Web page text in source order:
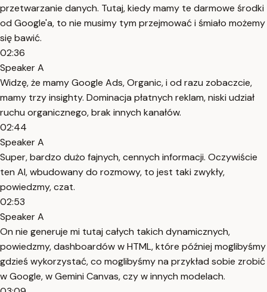
przetwarzanie danych. Tutaj, kiedy mamy te darmowe środki
od Google'a, to nie musimy tym przejmować i śmiało możemy
się bawić.
02:36
Speaker A
Widzę, że mamy Google Ads, Organic, i od razu zobaczcie,
mamy trzy insighty. Dominacja płatnych reklam, niski udział
ruchu organicznego, brak innych kanałów.
02:44
Speaker A
Super, bardzo dużo fajnych, cennych informacji. Oczywiście
ten AI, wbudowany do rozmowy, to jest taki zwykły,
powiedzmy, czat.
02:53
Speaker A
On nie generuje mi tutaj całych takich dynamicznych,
powiedzmy, dashboardów w HTML, które później moglibyśmy
gdzieś wykorzystać, co moglibyśmy na przykład sobie zrobić
w Google, w Gemini Canvas, czy w innych modelach.